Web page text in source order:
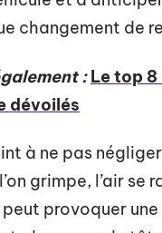
changement de
: Le top 8
dévoilés
à ne pas
grimpe, l’air se
provoquer